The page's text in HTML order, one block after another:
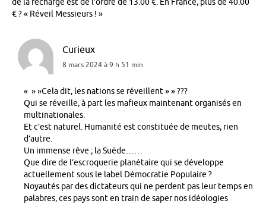
de la recharge est de l’ordre de 13.00 €. En France, plus de 40.00
€ ? « Réveil Messieurs ! »
Curieux
8 mars 2024 à 9 h 51 min
« » »Cela dit, les nations se réveillent » » ???
Qui se réveille, à part les mafieux maintenant organisés en
multinationales.
Et c’est naturel. Humanité est constituée de meutes, rien
d’autre.
Un immense rêve ; la Suède……
Que dire de l’escroquerie planétaire qui se développe
actuellement sous le label Démocratie Populaire ?
Noyautés par des dictateurs qui ne perdent pas leur temps en
palabres, ces pays sont en train de saper nos idéologies